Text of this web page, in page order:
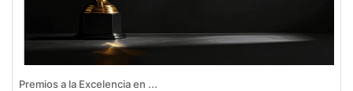
Premios a la Excelencia en ...